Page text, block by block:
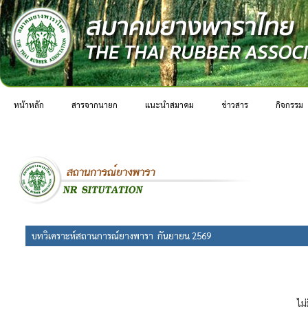
หน้าหลัก สารจากนายก แนะนำสมาคม ข่าวสาร กิจกรรม
บทวิเคราะห์สถานการณ์ยางพารา กันยายน 2569
ไ